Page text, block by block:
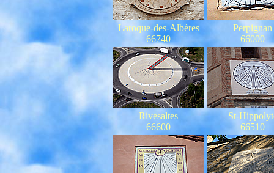
Laroque-des-Albères
66740
Perpignan
66000
Rivesaltes
66600
St-
66510